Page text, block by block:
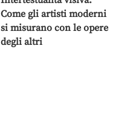
Come gli artisti moderni
si misurano con le opere
degli altri